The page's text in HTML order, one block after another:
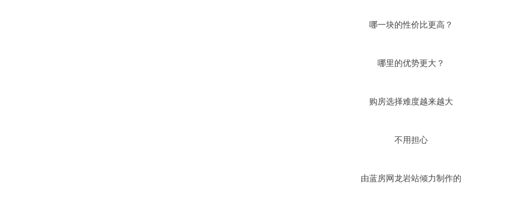
哪一块的性价比更高？
哪里的优势更大？
购房选择难度越来越大
不用担心
由蓝房网龙岩站倾力制作的